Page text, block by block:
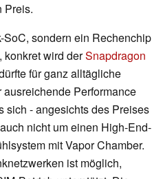
Preis.
sondern ein Rechenchip
konkret wird derSnapdragon
für ganz alltägliche
Performance
sich - angesichts des Preises
nicht um einen High-End-
mit Vapor Chamber.
ist möglich,